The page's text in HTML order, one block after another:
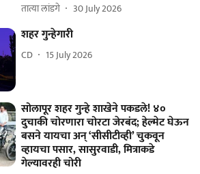
तात्या लांडगे 30 July 2026
शहर गुन्हेगारी
CD 15 July 2026
सोलापूर शहर गुन्हे शाखेने पकडले! ४०
दुचाकी चोरणारा चोरटा जेरबंद; हेल्मेट घेऊन
बसने यायचा अन्‌ ‘सीसीटीव्ही’ चुकवून
व्हायचा पसार, सासुरवाडी, मित्राकडे
गेल्यावरही चोरी